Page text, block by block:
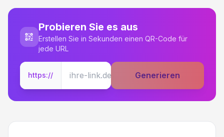
Probieren Sie es aus
Erstellen Sie in Sekunden einen QR-Code für
jede URL
https:// Generieren